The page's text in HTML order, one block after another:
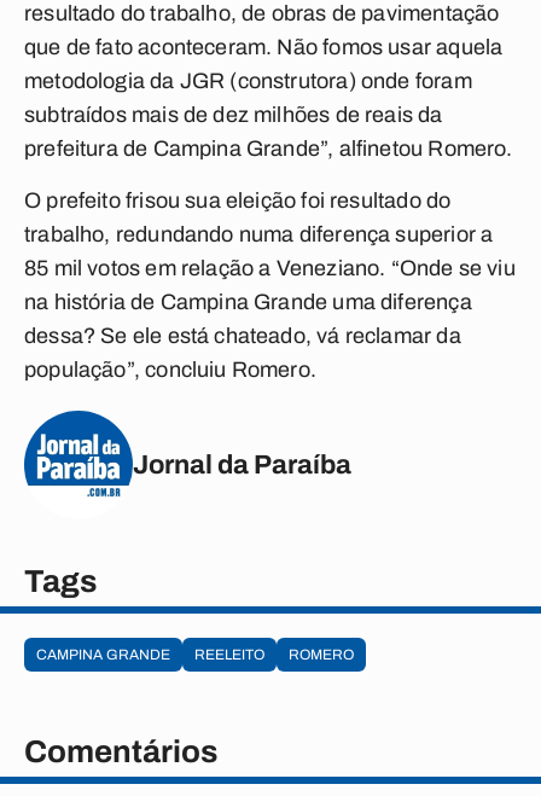
resultado do trabalho, de obras de pavimentação
que de fato aconteceram. Não fomos usar aquela
metodologia da JGR (construtora) onde foram
subtraídos mais de dez milhões de reais da
prefeitura de Campina Grande”, alfinetou Romero.
O prefeito frisou sua eleição foi resultado do
trabalho, redundando numa diferença superior a
85 mil votos em relação a Veneziano. “Onde se viu
na história de Campina Grande uma diferença
dessa? Se ele está chateado, vá reclamar da
população”, concluiu Romero.
Jornal da Paraíba
Tags
CAMPINA GRANDE REELEITO ROMERO
Comentários